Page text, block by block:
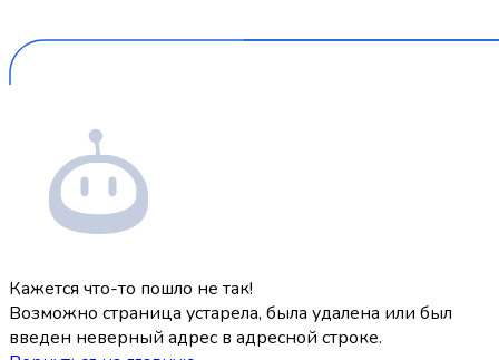
Кажется что-то пошло не так!
Возможно страница устарела, была удалена или был
введен неверный адрес в адресной строке.